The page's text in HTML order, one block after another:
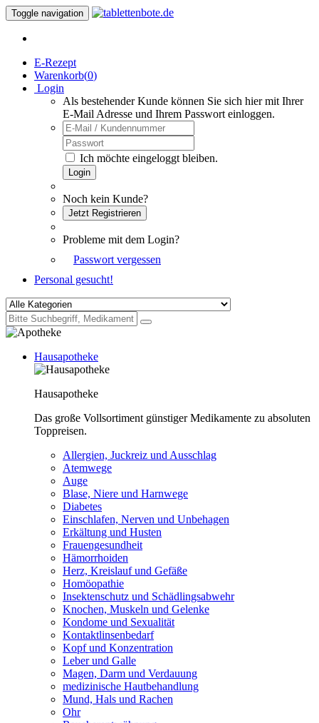
Toggle navigation
E-Rezept
Warenkorb(0)
Login
Als bestehender Kunde können Sie sich hier mit Ihrer
E-Mail Adresse und Ihrem Passwort einloggen.
Ich möchte eingeloggt bleiben.
Login
Noch kein Kunde?
Jetzt Registrieren
Probleme mit dem Login?
Passwort vergessen
Personal gesucht!
Hausapotheke
Hausapotheke
Das große Vollsortiment günstiger Medikamente zu absoluten
Toppreisen.
Allergien, Juckreiz und Ausschlag
Atemwege
Auge
Blase, Niere und Harnwege
Diabetes
Einschlafen, Nerven und Unbehagen
Erkältung und Husten
Frauengesundheit
Hämorrhoiden
Herz, Kreislauf und Gefäße
Homöopathie
Insektenschutz und Schädlingsabwehr
Knochen, Muskeln und Gelenke
Kondome und Sexualität
Kontaktlinsenbedarf
Kopf und Konzentration
Leber und Galle
Magen, Darm und Verdauung
medizinische Hautbehandlung
Mund, Hals und Rachen
Ohr